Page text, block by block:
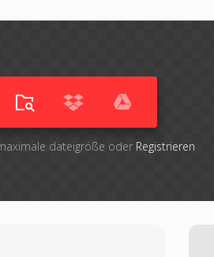
dateigröße oder Registrieren